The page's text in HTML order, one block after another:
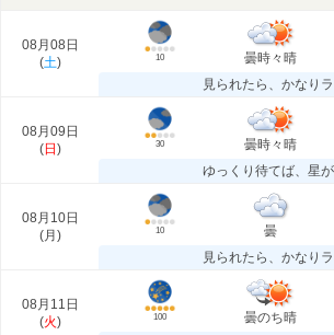
08月08日
(土) 10 曇時々晴
見られたら、かなり
08月09日
(日 ) 30 曇時々晴
ゆっくり待てば、星
08月10日
(月 ) 10 曇
見られたら、かなり
08月11日
(火) 100 曇のち晴